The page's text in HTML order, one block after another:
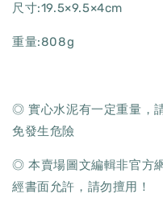
尺寸:19.5×9.5×4cm
重量:808g
◎ 實心水泥有一定重量，
免發生危險
◎ 本賣場圖文編輯非官方
經書面允許，請勿擅用！